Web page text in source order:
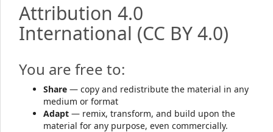
Attribution 4.0
International (CC BY 4.0)
You are free to:
Share — copy and redistribute the material in any
medium or format
Adapt — remix, transform, and build upon the
material for any purpose, even commercially.